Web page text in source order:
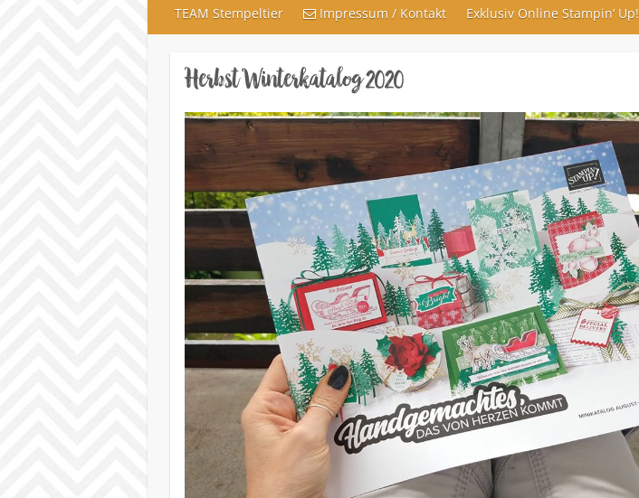
TEAM Stempeltier Impressum / Kontakt Exklusiv Online Stampin‘ Up!
Herbst Winterkatalog 2020